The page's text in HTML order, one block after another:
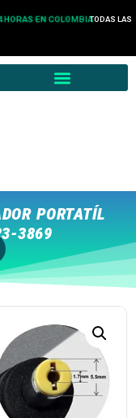
HORAS EN COLOMBIATODAS LAS
PORTATÍL
3869